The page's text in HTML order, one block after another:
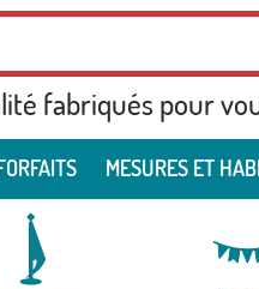
fabriqués pour
MESURES ET